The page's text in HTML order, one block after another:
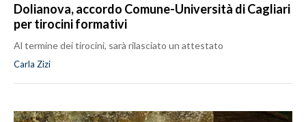
Dolianova, accordo Comune-Università di Cagliari
per tirocini formativi
Al termine dei tirocini, sarà rilasciato un attestato
Carla Zizi